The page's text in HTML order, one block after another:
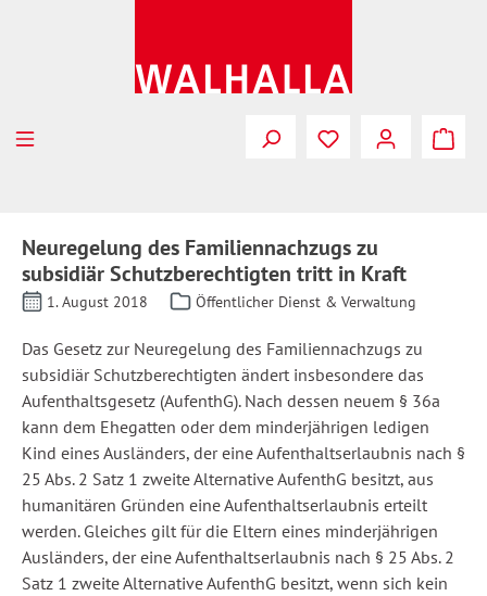
Neuregelung des Familiennachzugs zu
subsidiär Schutzberechtigten tritt in Kraft
1. August 2018 Öffentlicher Dienst & Verwaltung
Das Gesetz zur Neuregelung des Familiennachzugs zu
subsidiär Schutzberechtigten ändert insbesondere das
Aufenthaltsgesetz (AufenthG). Nach dessen neuem § 36a
kann dem Ehegatten oder dem minderjährigen ledigen
Kind eines Ausländers, der eine Aufenthaltserlaubnis nach §
25 Abs. 2 Satz 1 zweite Alternative AufenthG besitzt, aus
humanitären Gründen eine Aufenthaltserlaubnis erteilt
werden. Gleiches gilt für die Eltern eines minderjährigen
Ausländers, der eine Aufenthaltserlaubnis nach § 25 Abs. 2
Satz 1 zweite Alternative AufenthG besitzt, wenn sich kein